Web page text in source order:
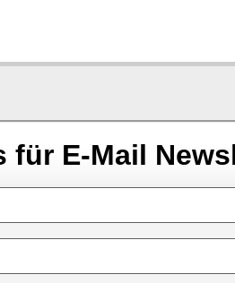
für E-Mail